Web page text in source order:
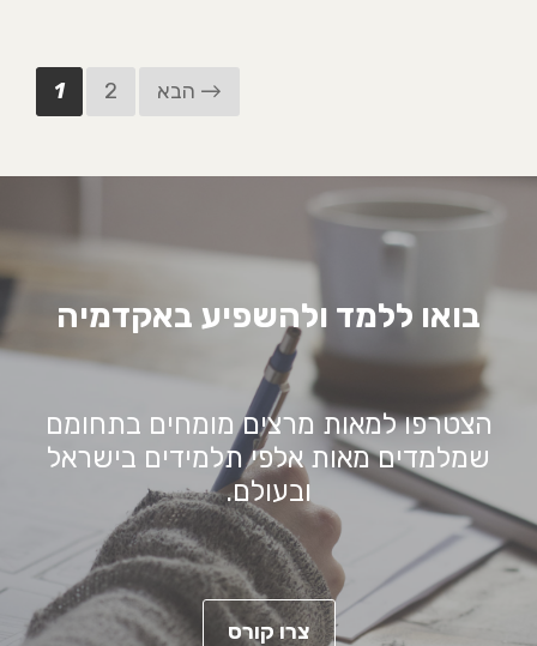
1 2 הבא →
בואו ללמד ולהשפיע באקדמיה
הצטרפו למאות מרצים מומחים בתחומם
שמלמדים מאות אלפי תלמידים בישראל
ובעולם.
צרו קורס